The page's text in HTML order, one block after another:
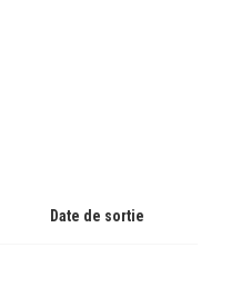
Date de sortie